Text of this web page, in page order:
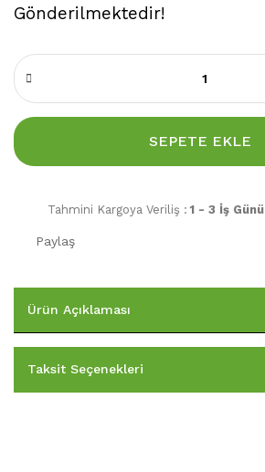
Gönderilmektedir!
SEPETE EKLE
Tahmini Kargoya Veriliş : 1 - 3 İş Günü
Paylaş
Ürün Açıklaması
Taksit Seçenekleri